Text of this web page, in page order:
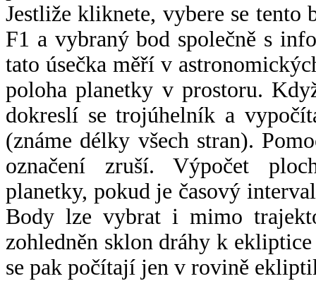
Jestliže kliknete, vybere se tento
F1 a vybraný bod společně s
tato úsečka měří v
poloha planetky v prostoru.
dokreslí se trojúhelník a
(známe délky všech stran).
označení zruší. Výpočet
planetky, pokud je časový
Body lze vybrat i mimo
zohledněn sklon dráhy k
se pak počítají jen v rovině